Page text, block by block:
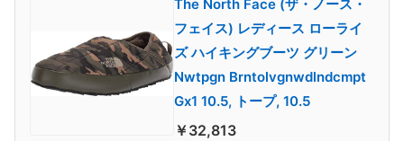
The North Face (ザ・ノース・
フェイス) レディース ローライ
ズ ハイキングブーツ グリーン
Nwtpgn Brntolvgnwdlndcmpt
Gx1 10.5, トープ, 10.5
￥32,813